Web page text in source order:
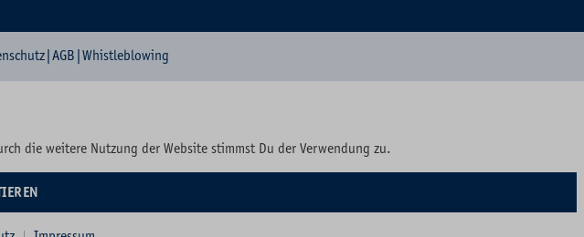
AGB Whistleblowing
die weitere Nutzung der Website stimmst Du der Verwendung zu.